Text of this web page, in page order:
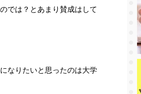
では？とあまり賛成はして
なりたいと思ったのは大学